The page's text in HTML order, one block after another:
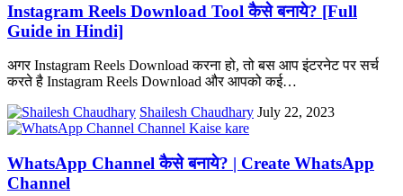
Instagram Reels Download Tool कैसे बनाये? [Full
Guide in Hindi]
अगर Instagram Reels Download करना हो, तो बस आप इंटरनेट पर सर्च
करते है Instagram Reels Download और आपको कई…
Shailesh Chaudhary July 22, 2023
WhatsApp Channel कैसे बनाये? | Create WhatsApp
Channel